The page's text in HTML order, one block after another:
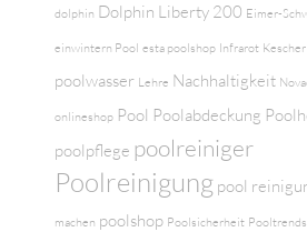
dolphin Dolphin Liberty 200 Eimer-
einwintern Pool esta poolshop Infrarot Kescher
poolwasser Lehre Nachhaltigkeit
onlineshop Pool Poolabdeckung
poolpflege poolreiniger
Poolreinigung pool
machen poolshop Poolsicherheit Pooltrends